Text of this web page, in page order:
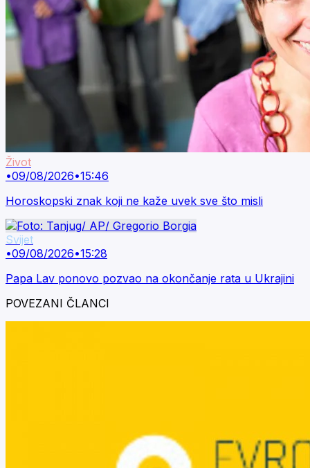
Život
•09/08/2026•15:46
Horoskopski znak koji ne kaže uvek sve što misli
Svijet
•09/08/2026•15:28
Papa Lav ponovo pozvao na okončanje rata u Ukrajini
POVEZANI ČLANCI